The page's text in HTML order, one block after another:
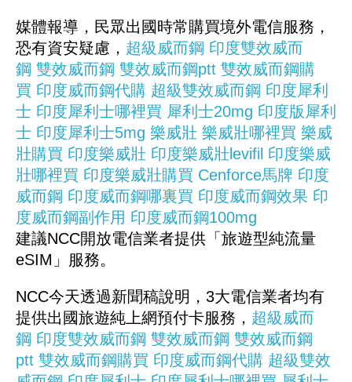
媒體報導，民眾出國時常購買境外電信服務，
恐有資安疑慮， 超級威而鋼 印度雙效威而
鋼 雙效威而鋼 雙效威而鋼ptt 雙效威而鋼購
買 印度威而鋼代購 超級雙效威而鋼 印度犀利
士 印度犀利士哪裡買 犀利士20mg 印度版犀利
士 印度犀利士5mg 樂威壯 樂威壯哪裡買 樂威
壯購買 印度樂威壯 印度樂威壯levifil 印度樂威
壯哪裡買 印度樂威壯購買 Cenforce馬牌 印度
威而鋼 印度威而鋼哪裏買 印度威而鋼效果 印
度威而鋼副作用 印度威而鋼100mg
建議NCC開放電信業者提供「旅遊型純流量
eSIM」服務。
NCC今天透過新聞稿說明，3大電信業者均有
提供出國旅遊純上網預付卡服務， 超級威而
鋼 印度雙效威而鋼 雙效威而鋼 雙效威而鋼
ptt 雙效威而鋼購買 印度威而鋼代購 超級雙效